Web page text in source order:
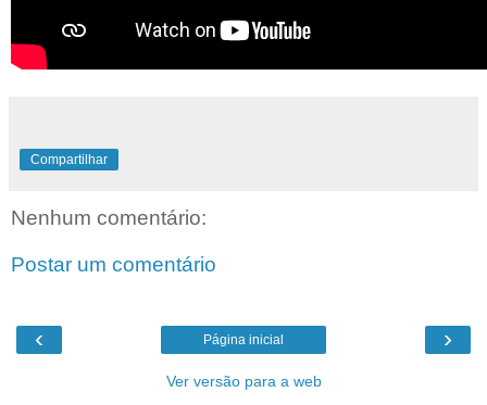
Compartilhar
Nenhum comentário:
Postar um comentário
‹ ›
Página inicial
Ver versão para a web